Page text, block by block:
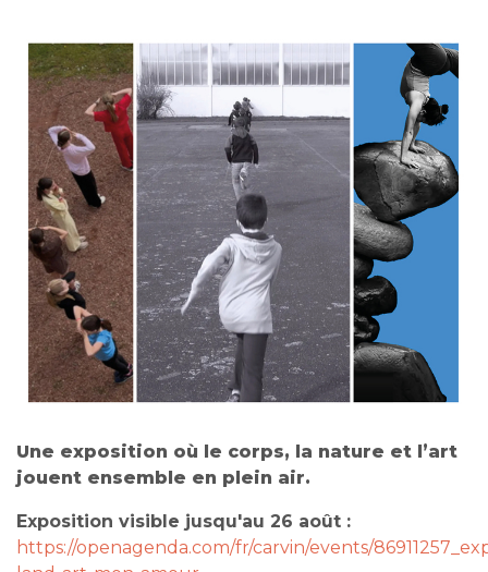
Une exposition où le corps, la nature et l’art
jouent ensemble en plein air.
Exposition visible jusqu'au 26 août :
https://openagenda.com/fr/carvin/events/